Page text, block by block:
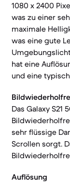
1080 x 2400
was zu einer
maximale
was eine gute
hat eine
und eine
Das Galaxy S21
sehr flüssige
Scrollen sorgt.
Auflösung